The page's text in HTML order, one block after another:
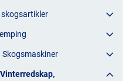
Skogsmaskiner